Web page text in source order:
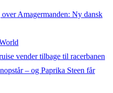
Amagermanden: Ny dansk
vender tilbage til racerbanen
– og Paprika Steen får